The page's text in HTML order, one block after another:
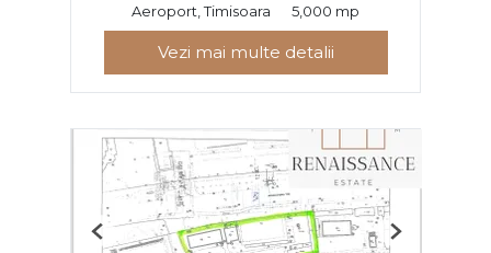
Aeroport, Timisoara
5,000 mp
Vezi mai multe detalii
Previous Next